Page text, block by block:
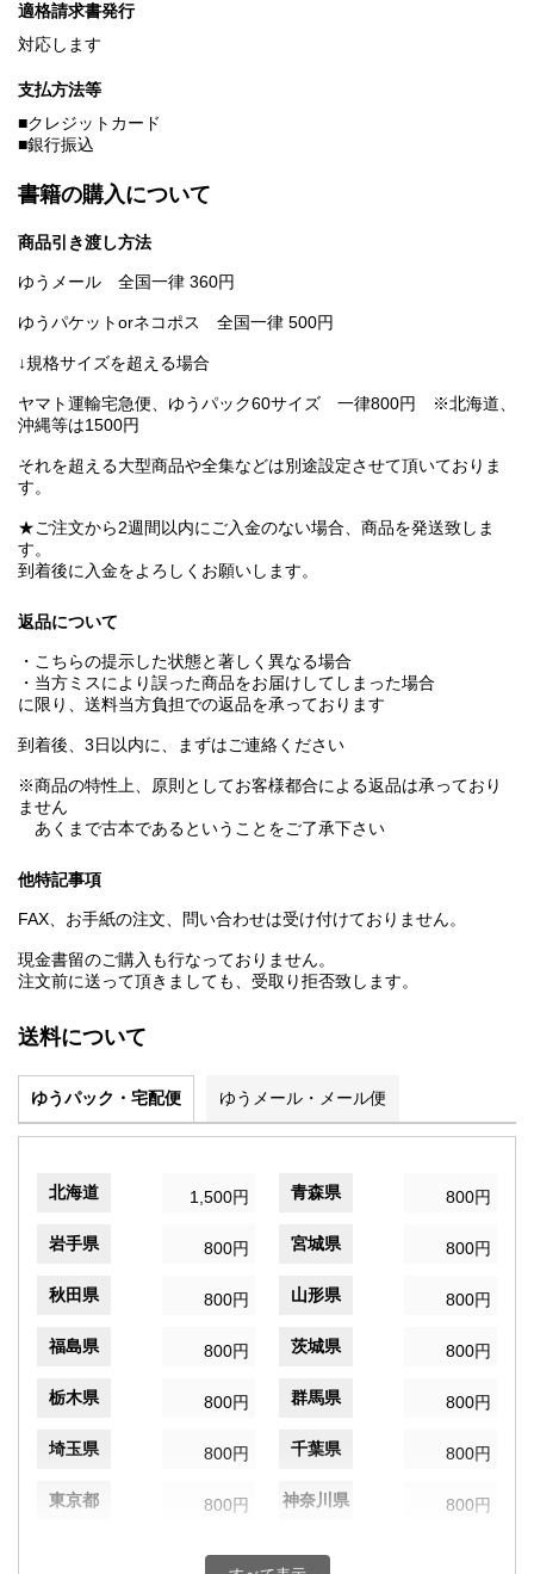
適格請求書発行
対応します
支払方法等
■クレジットカード
■銀行振込
書籍の購入について
商品引き渡し方法
ゆうメール 全国一律 360円
ゆうパケットorネコポス 全国一律 500円
↓規格サイズを超える場合
ヤマト運輸宅急便、ゆうパック60サイズ 一律800円 ※北海道、
沖縄等は1500円
それを超える大型商品や全集などは別途設定させて頂いておりま
す。
★ご注文から2週間以内にご入金のない場合、商品を発送致しま
す。
到着後に入金をよろしくお願いします。
返品について
・こちらの提示した状態と著しく異なる場合
・当方ミスにより誤った商品をお届けしてしまった場合
に限り、送料当方負担での返品を承っております
到着後、3日以内に、まずはご連絡ください
※商品の特性上、原則としてお客様都合による返品は承っており
ません
あくまで古本であるということをご了承下さい
他特記事項
FAX、お手紙の注文、問い合わせは受け付けておりません。
現金書留のご購入も行なっておりません。
注文前に送って頂きましても、受取り拒否致します。
送料について
ゆうパック・宅配便 ゆうメール・メール便
北海道 1,500円 青森県 800円
岩手県 800円 宮城県 800円
秋田県 800円 山形県 800円
福島県 800円 茨城県 800円
栃木県 800円 群馬県 800円
埼玉県 800円 千葉県 800円
東京都 800円 神奈川県 800円
800円 富山県